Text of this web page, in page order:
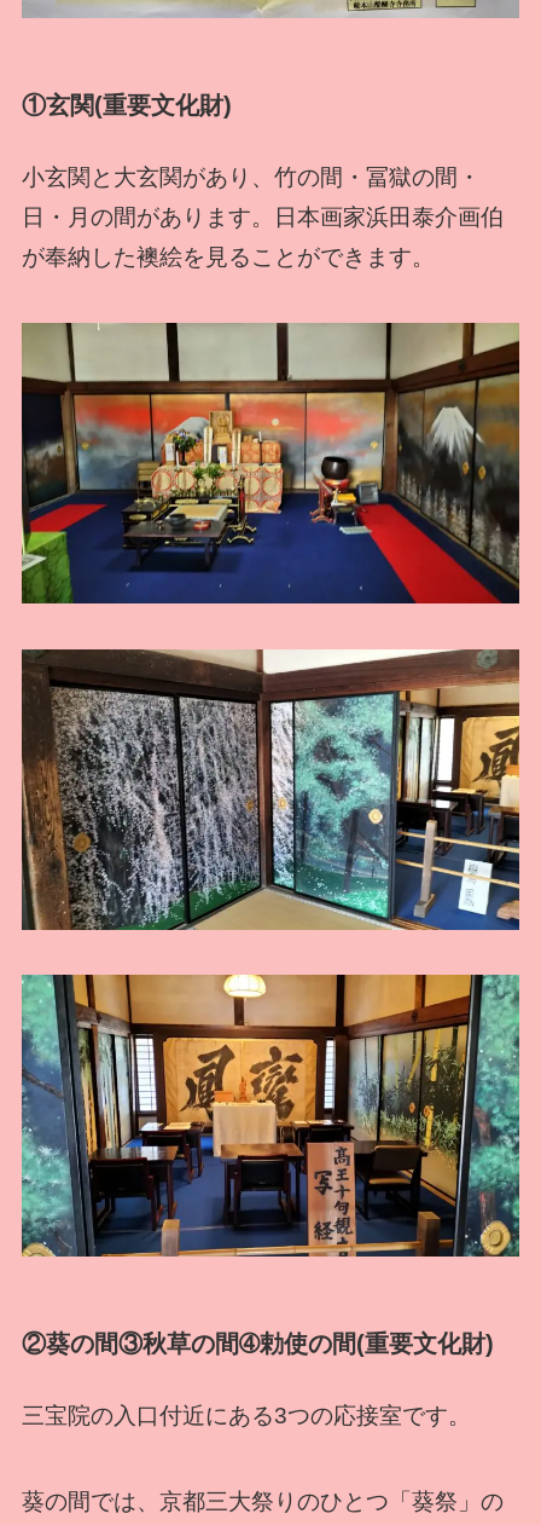
①玄関(重要文化財)
小玄関と大玄関があり、竹の間・冨獄の間・
日・月の間があります。日本画家浜田泰介画伯
が奉納した襖絵を見ることができます。
②葵の間③秋草の間➃勅使の間(重要文化財)
三宝院の入口付近にある3つの応接室です。
葵の間では、京都三大祭りのひとつ「葵祭」の